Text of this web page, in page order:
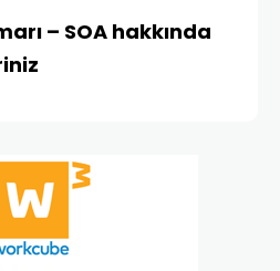
– SOA hakkında